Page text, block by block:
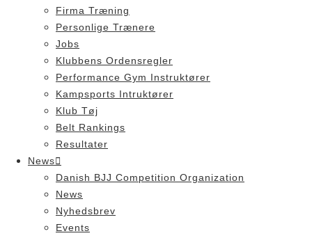
Firma Træning
Personlige Trænere
Jobs
Klubbens Ordensregler
Performance Gym Instruktører
Kampsports Intruktører
Klub Tøj
Belt Rankings
Resultater
News
Danish BJJ Competition Organization
News
Nyhedsbrev
Events